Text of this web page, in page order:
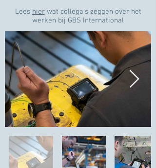
Lees hierwat collega's zeggen over het
werken bij GBS International